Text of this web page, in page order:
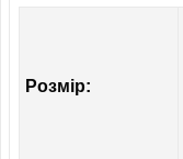
Розмір: